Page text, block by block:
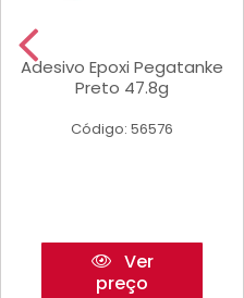
Adesivo Epoxi Pegatanke
Preto 47.8g
Código: 56576
Ver
preço